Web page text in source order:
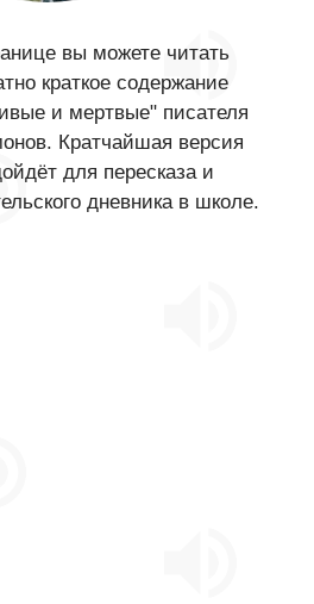
вы можете читать
краткое содержание
и мертвые" писателя
Кратчайшая версия
для пересказа и
дневника в школе.